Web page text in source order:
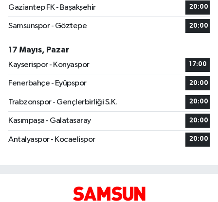
Gaziantep FK - Başakşehir 20:00
Samsunspor - Göztepe 20:00
17 Mayıs, Pazar
Kayserispor - Konyaspor
17:00
Fenerbahçe - Eyüpspor 20:00
Trabzonspor - Gençlerbirliği S.K. 20:00
Kasımpaşa - Galatasaray 20:00
Antalyaspor - Kocaelispor 20:00